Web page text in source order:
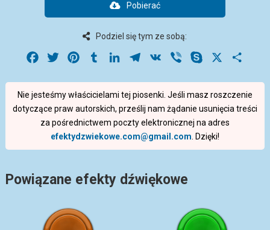
Pobierać
Podziel się tym ze sobą:
Facebook
Twitter PinterestTumblrLinkedInTelegram
VK Viber Skype
Nie jesteśmy właścicielami tej piosenki. Jeśli masz roszczenie
dotyczące praw autorskich, prześlij nam żądanie usunięcia treści
za pośrednictwem poczty elektronicznej na adres
efektydzwiekowe.com@gmail.com . Dzięki!
Powiązane efekty dźwiękowe